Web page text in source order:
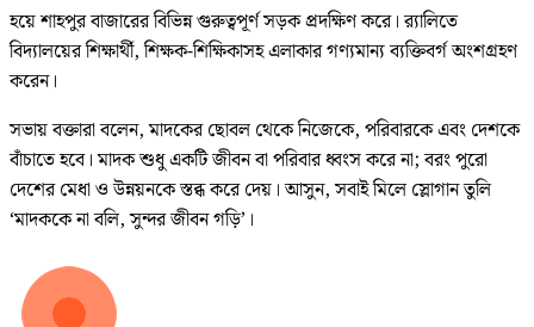
হয়ে শাহপুর বাজারের বিভিন্ন গুরুত্বপূর্ণ সড়ক প্রদক্ষিণ করে। র‌্যালিতে
বিদ্যালয়ের শিক্ষার্থী, শিক্ষক-শিক্ষিকাসহ এলাকার গণ্যমান্য ব্যক্তিবর্গ অংশগ্রহণ
করেন।
সভায় বক্তারা বলেন, মাদকের ছোবল থেকে নিজেকে, পরিবারকে এবং দেশকে
বাঁচাতে হবে। মাদক শুধু একটি জীবন বা পরিবার ধ্বংস করে না; বরং পুরো
দেশের মেধা ও উন্নয়নকে স্তব্ধ করে দেয়। আসুন, সবাই মিলে স্লোগান তুলি
‘মাদককে না বলি, সুন্দর জীবন গড়ি’।